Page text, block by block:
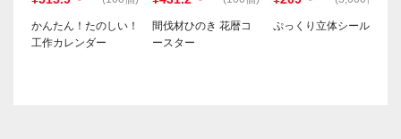
かんたん！たのしい！
工作カレンダー
間伐材ひのき 花暦コ
ースター
ぷっくり立体シール